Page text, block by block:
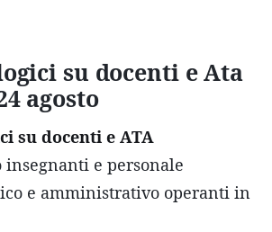
su docenti e Ata
agosto
su docenti e ATA
e personale
e amministrativo operanti in